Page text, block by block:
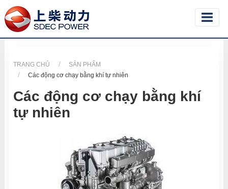
TRANG CHỦ
SẢN PHẨM
Các động cơ chạy bằng khí tự nhiên
Các động cơ chạy bằng khí
tự nhiên